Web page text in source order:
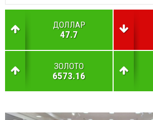
ДОЛЛАР
47.7
ЗОЛОТО
6573.16